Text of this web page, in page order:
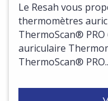
Le Resah vous
thermomètres
ThermoScan®
auriculaire
ThermoScan®